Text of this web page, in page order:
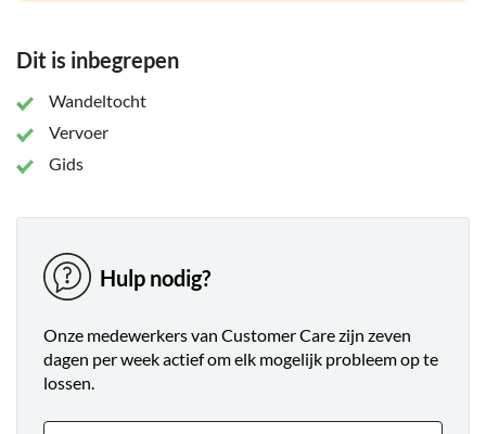
Dit is inbegrepen
Wandeltocht
Vervoer
Gids
Hulp nodig?
Onze medewerkers van Customer Care zijn zeven
dagen per week actief om elk mogelijk probleem op te
lossen.